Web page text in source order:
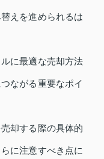
えを進められるは
に最適な売却方法
ながる重要なポイ
却する際の具体的
に注意すべき点に